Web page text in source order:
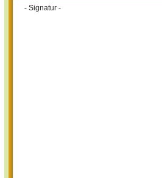
- Signatur -